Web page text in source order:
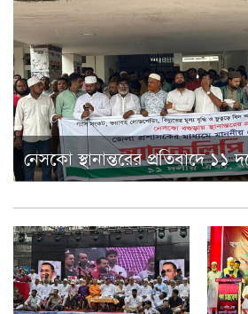
নেসকো স্থানান্তরের প্রতিবাদে ১১